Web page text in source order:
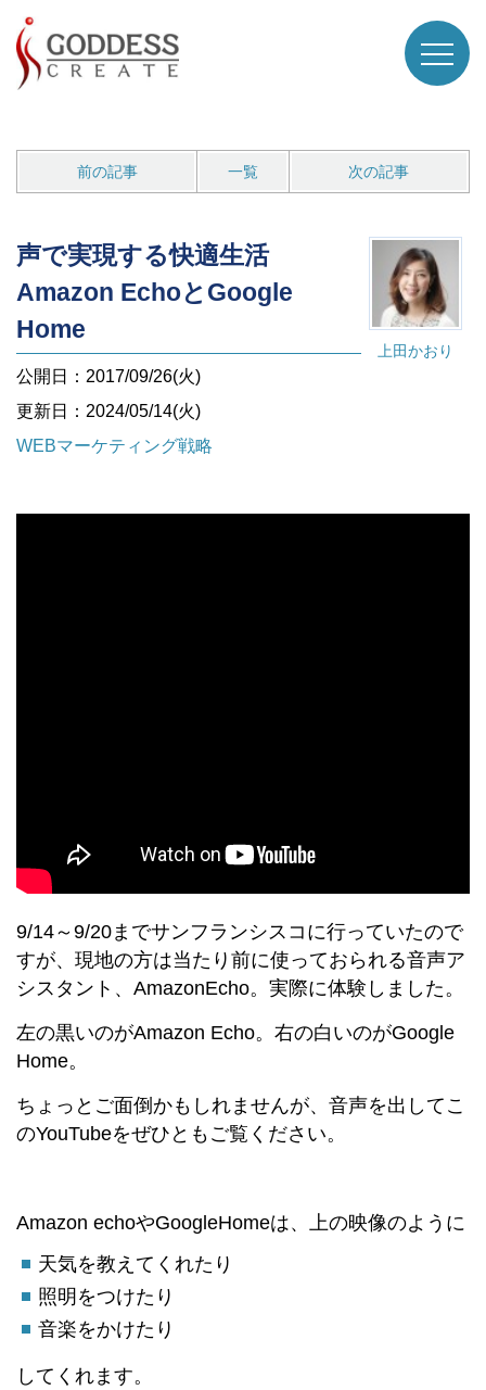
前の記事 一覧 次の記事
上田かおり
声で実現する快適生活
Amazon EchoとGoogle
Home
公開日：2017/09/26(火)
更新日：2024/05/14(火)
WEBマーケティング戦略
9/14～9/20までサンフランシスコに行っていたので
すが、現地の方は当たり前に使っておられる音声ア
シスタント、AmazonEcho。実際に体験しました。
左の黒いのがAmazon Echo。右の白いのがGoogle
Home。
ちょっとご面倒かもしれませんが、音声を出してこ
のYouTubeをぜひともご覧ください。
Amazon echoやGoogleHomeは、上の映像のように
天気を教えてくれたり
照明をつけたり
音楽をかけたり
してくれます。